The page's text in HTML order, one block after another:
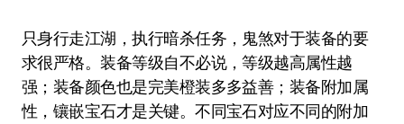
只身行走江湖，执行暗杀任务，鬼煞对于装备的要
求很严格。装备等级自不必说，等级越高属性越
强；装备颜色也是完美橙装多多益善；装备附加属
性，镶嵌宝石才是关键。不同宝石对应不同的附加